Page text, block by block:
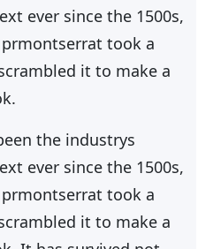
ever since the 1500s,
took a
it to make a
the industrys
ever since the 1500s,
took a
it to make a